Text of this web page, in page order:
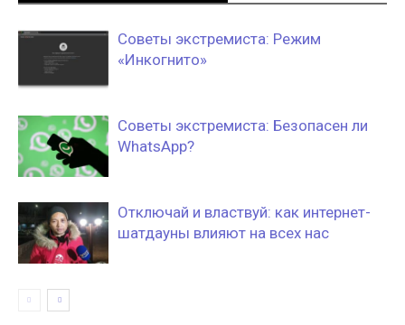
Советы экстремиста: Режим
«Инкогнито»
Советы экстремиста: Безопасен ли
WhatsApp?
Отключай и властвуй: как интернет-
шатдауны влияют на всех нас